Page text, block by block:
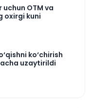
OTM va
oxirgi kuni
ko‘chirish
uzaytirildi